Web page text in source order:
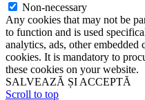
Non-necessary
Any cookies that may not be
to function and is used
analytics, ads, other embedded
cookies. It is mandatory to
these cookies on your website.
SALVEAZĂ ȘI ACCEPTĂ
Scroll to top